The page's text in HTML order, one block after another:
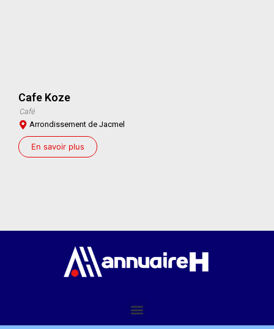
Cafe Koze
Café
Arrondissement de Jacmel
En savoir plus